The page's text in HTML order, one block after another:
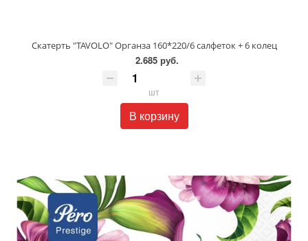
Скатерть "TAVOLO" Органза 160*220/6 салфеток + 6 колец
2.685 руб.
шт
В корзину